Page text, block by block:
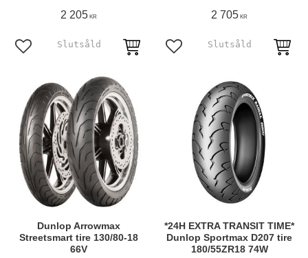
2 205 KR
Lägg till i favoriter
2 705 KR
Lägg till i favoriter
Dunlop Arrowmax
Streetsmart tire 130/80-18
66V
*24H EXTRA TRANSIT TIME*
Dunlop Sportmax D207 tire
180/55ZR18 74W